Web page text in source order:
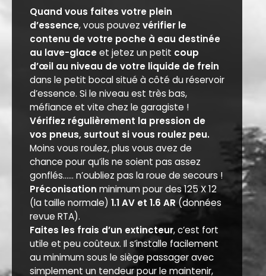
Quand vous faites votre plein
d’essence, vous pouvez vérifier le
contenu de votre poche à eau destinée
au lave-glaceet jetez un petit coup
d’œil au niveau de votre liquide de frein
dans le petit bocal situé à côté du réservoir
d’essence. Si le niveau est très bas,
méfiance et vite chez le garagiste !
Vérifiez régulièrement la pression de
vos pneus, surtout si vous roulez peu.
Moins vous roulez, plus vous avez de
chance pour qu’ils ne soient pas assez
gonflés...... n’oubliez pas la roue de secours !
Préconisation minimum pour des 125 X 12
(la taille normale) 1.1 AV et 1.6 AR(données
revue RTA).
Faites les frais d’un extincteur, c’est fort
utile et peu coûteux. Il s’installe facilement
au minimum sous le siège passager avec
simplement un tendeur pour le maintenir,